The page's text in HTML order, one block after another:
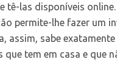
tê-las disponíveis
permite-lhe fazer um
assim, sabe
que tem em casa e que